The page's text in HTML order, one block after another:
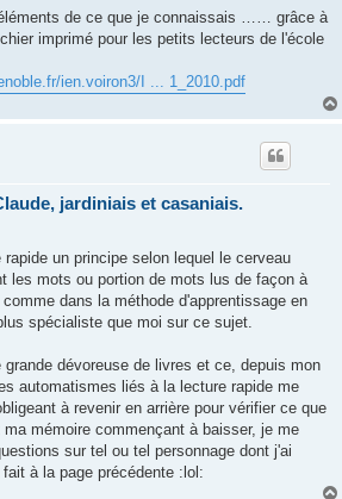
de ce que je connaissais …… grâce à
imprimé pour les petits lecteurs de l'école
ien.voiron3/I ... 1_2010.pdf
jardiniais et casaniais.
un principe selon lequel le cerveau
les mots ou portion de mots lus de façon à
dans la méthode d'apprentissage en
spécialiste que moi sur ce sujet.
dévoreuse de livres et ce, depuis mon
automatismes liés à la lecture rapide me
à revenir en arrière pour vérifier ce que
mémoire commençant à baisser, je me
sur tel ou tel personnage dont j'ai
à la page précédente :lol: